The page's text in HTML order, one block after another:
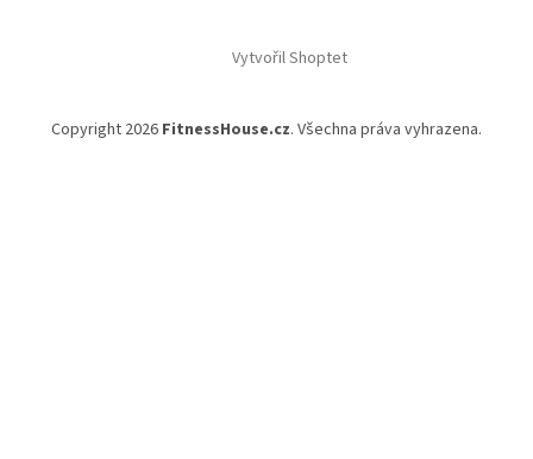
Vytvořil Shoptet
Copyright 2026 FitnessHouse.cz. Všechna práva vyhrazena.